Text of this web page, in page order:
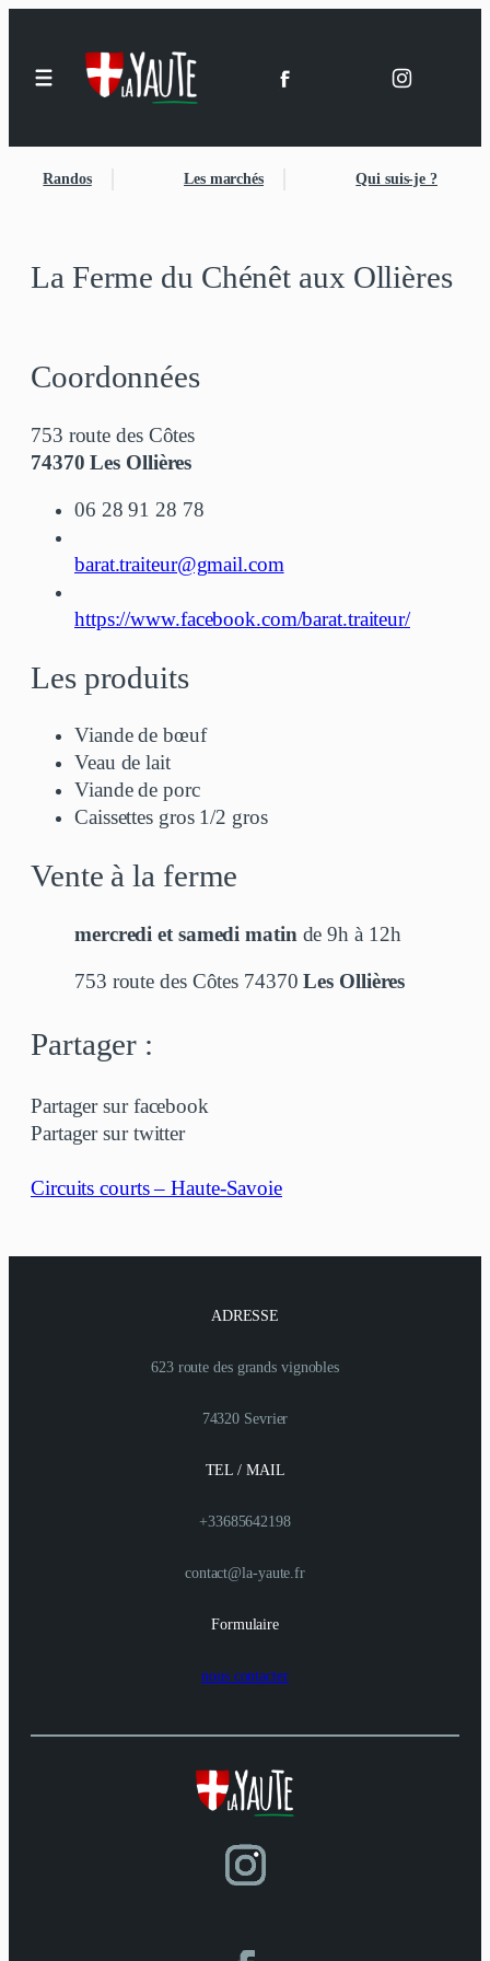
contenu
Randos Les marchés Qui suis-je ?
La Ferme du Chénêt aux Ollières
Coordonnées
753 route des Côtes
74370 Les Ollières
06 28 91 28 78
barat.traiteur@gmail.com
https://www.facebook.com/barat.traiteur/
Les produits
Viande de bœuf
Veau de lait
Viande de porc
Caissettes gros 1/2 gros
Vente à la ferme
mercredi et samedi matin de 9h à 12h
753 route des Côtes 74370Les Ollières
Partager :
Partager sur facebook
Partager sur twitter
Circuits courts – Haute-Savoie
ADRESSE
623 route des grands vignobles
74320 Sevrier
TEL / MAIL
+33685642198
contact@la-yaute.fr
Formulaire
nous contacter